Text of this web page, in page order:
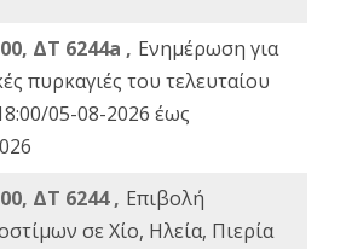
ΔΤ 6244a , Ενημέρωση για
πυρκαγιές του τελευταίου
05-08-2026 έως
ΔΤ 6244 , Επιβολή
σε Χίο, Ηλεία, Πιερία